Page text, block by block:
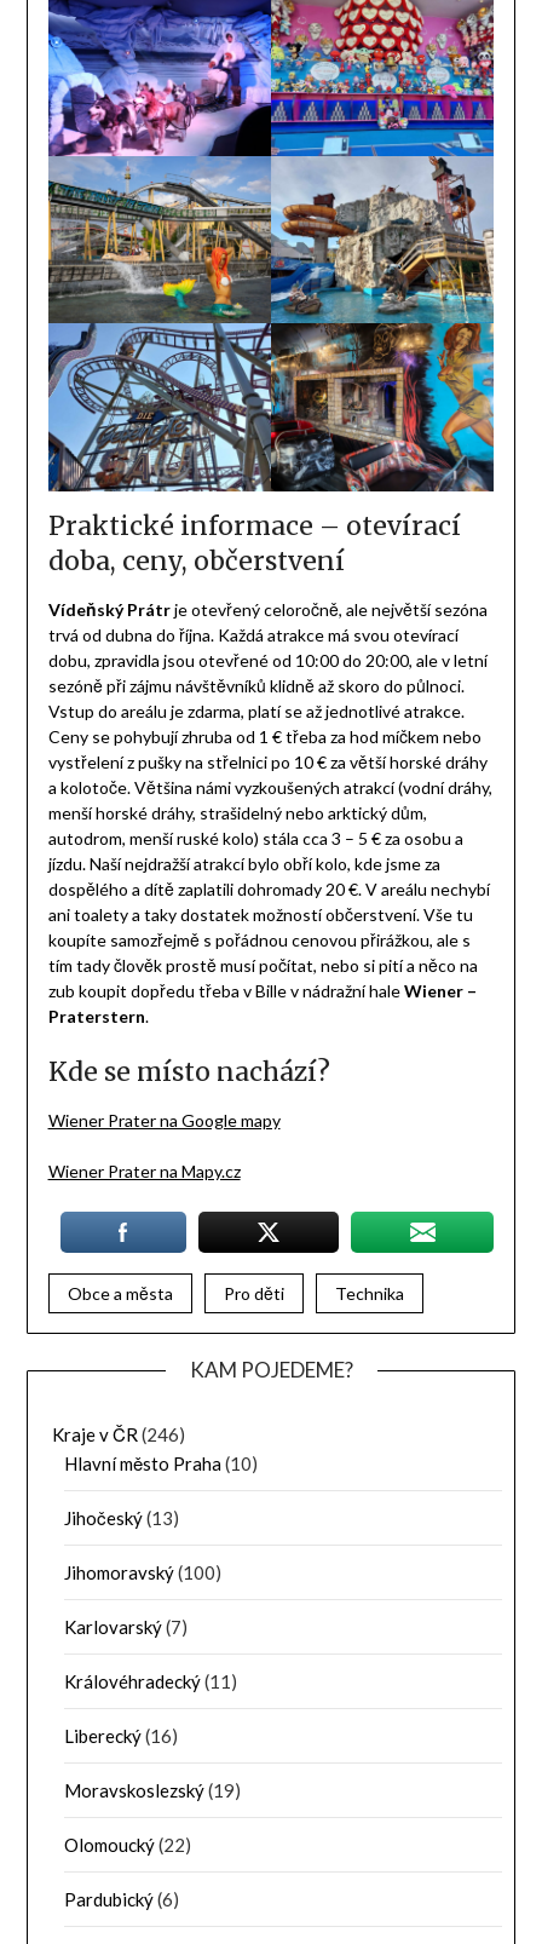
Praktické informace – otevírací
doba, ceny, občerstvení
Vídeňský Prátrje otevřený celoročně, ale největší sezóna
trvá od dubna do října. Každá atrakce má svou otevírací
dobu, zpravidla jsou otevřené od 10:00 do 20:00, ale v letní
sezóně při zájmu návštěvníků klidně až skoro do půlnoci.
Vstup do areálu je zdarma, platí se až jednotlivé atrakce.
Ceny se pohybují zhruba od 1 € třeba za hod míčkem nebo
vystřelení z pušky na střelnici po 10 € za větší horské dráhy
a kolotoče. Většina námi vyzkoušených atrakcí (vodní dráhy,
menší horské dráhy, strašidelný nebo arktický dům,
autodrom, menší ruské kolo) stála cca 3 – 5 € za osobu a
jízdu. Naší nejdražší atrakcí bylo obří kolo, kde jsme za
dospělého a dítě zaplatili dohromady 20 €. V areálu nechybí
ani toalety a taky dostatek možností občerstvení. Vše tu
koupíte samozřejmě s pořádnou cenovou přirážkou, ale s
tím tady člověk prostě musí počítat, nebo si pití a něco na
zub koupit dopředu třeba v Bille v nádražní haleWiener –
Praterstern.
Kde se místo nachází?
Wiener Prater na Google mapy
Wiener Prater na Mapy.cz
Obce a města Pro děti Technika
KAM POJEDEME?
Kraje v ČR (246)
Hlavní město Praha(10)
Jihočeský(13)
Jihomoravský(100)
Karlovarský(7)
Královéhradecký(11)
Liberecký(16)
Moravskoslezský(19)
Olomoucký(22)
Pardubický(6)